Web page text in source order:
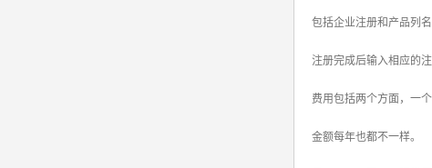
包括企业注册和产品列名
注册完成后输入相应的
费用包括两个方面，一
金额每年也都不一样。